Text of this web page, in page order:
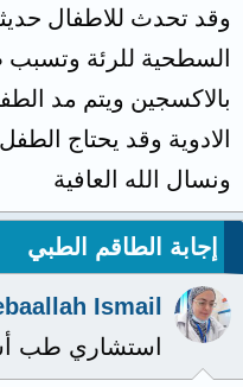
وقد تحدث للاطفال
السطحية للرئة
بالاكسجين ويتم مد
الادوية وقد يحتاج
ونسال الله العافية
إجابة الطاقم الطبي
Ismail
استشاري طب